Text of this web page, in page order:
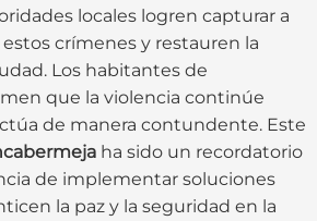
locales logren capturar a
crímenes y restauren la
Los habitantes de
que la violencia continúe
de manera contundente. Este
ha sido un recordatorio
de implementar soluciones
la paz y la seguridad en la